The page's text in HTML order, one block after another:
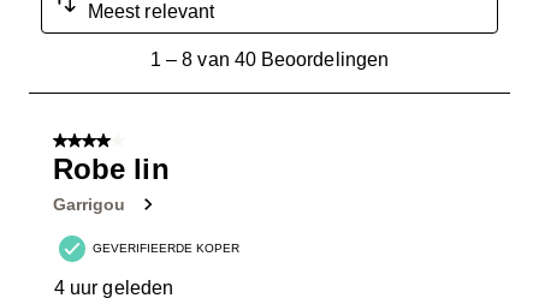
Meest relevant
van
Beoordelingen.
1 – 8 van 40 Beoordelingen
4 van 5 sterren.
Robe lin
Garrigou
GEVERIFIEERDE KOPER
4 uur geleden